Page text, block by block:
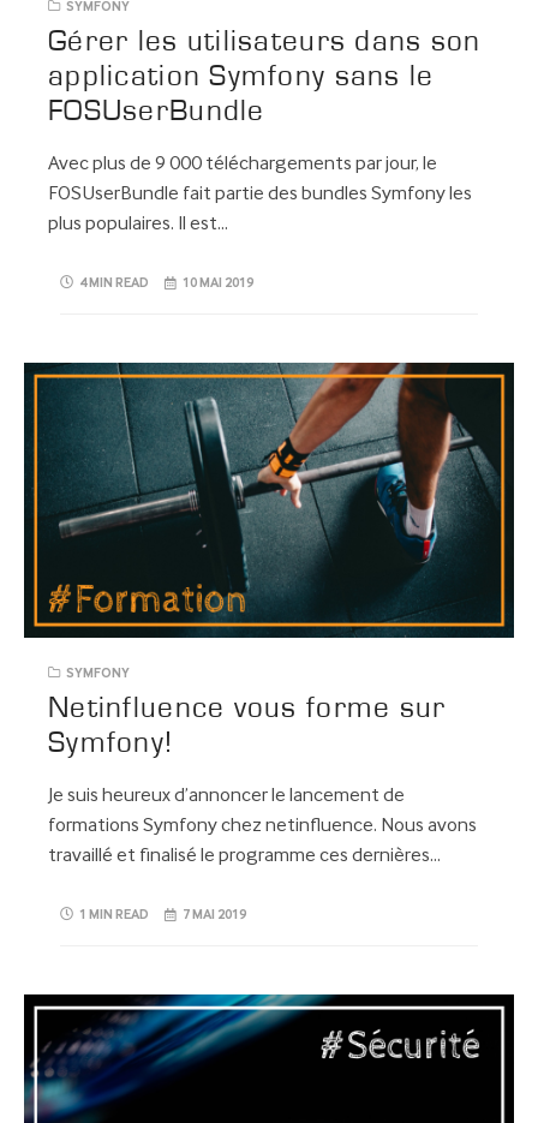
SYMFONY
Gérer les utilisateurs dans son
application Symfony sans le
FOSUserBundle
Avec plus de 9 000 téléchargements par jour, le
FOSUserBundle fait partie des bundles Symfony les
plus populaires. Il est…
4 MIN READ 10 MAI 2019
SYMFONY
Netinfluence vous forme sur
Symfony!
Je suis heureux d’annoncer le lancement de
formations Symfony chez netinfluence. Nous avons
travaillé et finalisé le programme ces dernières…
1 MIN READ 7 MAI 2019